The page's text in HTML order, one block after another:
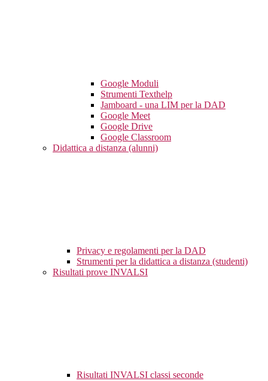
Google Moduli
Strumenti Texthelp
Jamboard - una LIM per la DAD
Google Meet
Google Drive
Google Classroom
Didattica a distanza (alunni)
Privacy e regolamenti per la DAD
Strumenti per la didattica a distanza (studenti)
Risultati prove INVALSI
Risultati INVALSI classi seconde